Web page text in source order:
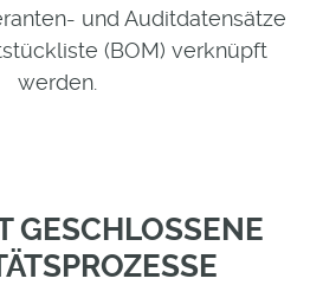
und Auditdatensätze
(BOM) verknüpft
werden.
GESCHLOSSENE